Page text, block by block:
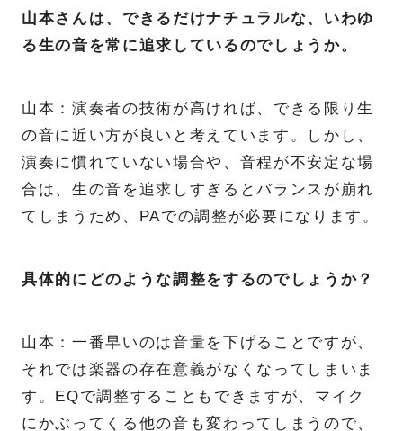
山本さんは、できるだけナチュラルな、いわゆ
る生の音を常に追求しているのでしょうか。
山本：演奏者の技術が高ければ、できる限り生
の音に近い方が良いと考えています。しかし、
演奏に慣れていない場合や、音程が不安定な場
合は、生の音を追求しすぎるとバランスが崩れ
てしまうため、PAでの調整が必要になります。
具体的にどのような調整をするのでしょうか？
山本：一番早いのは音量を下げることですが、
それでは楽器の存在意義がなくなってしまいま
す。EQで調整することもできますが、マイク
にかぶってくる他の音も変わってしまうので、